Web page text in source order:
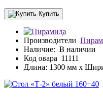
Купить
Производители
Наличие: В наличии
Код овара 11111
Длина: 1300 мм x